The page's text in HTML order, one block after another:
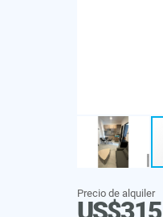
Precio de alquiler